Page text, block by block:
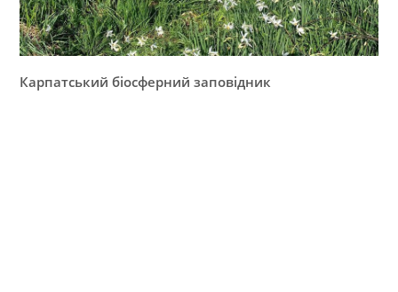
Карпатський біосферний заповідник